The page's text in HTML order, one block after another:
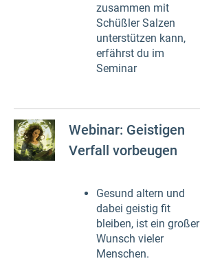
zusammen mit
Schüßler Salzen
unterstützen kann,
erfährst du im
Seminar
Webinar: Geistigen
Verfall vorbeugen
Gesund altern und
dabei geistig fit
bleiben, ist ein großer
Wunsch vieler
Menschen.